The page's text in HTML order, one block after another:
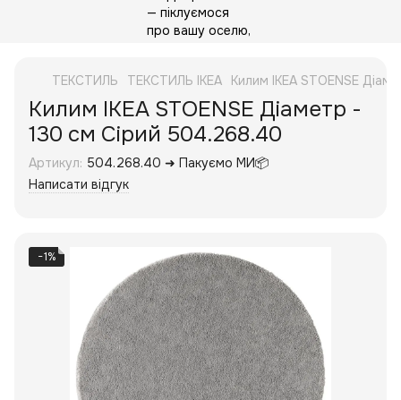
ТЕКСТИЛЬ ТЕКСТИЛЬ IKEA Килим IKEA STOENSE
Килим IKEA STOENSE Діаметр -
130 см Сірий 504.268.40
Артикул: 504.268.40 ➜ Пакуємо МИ📦
Написати відгук
−1%